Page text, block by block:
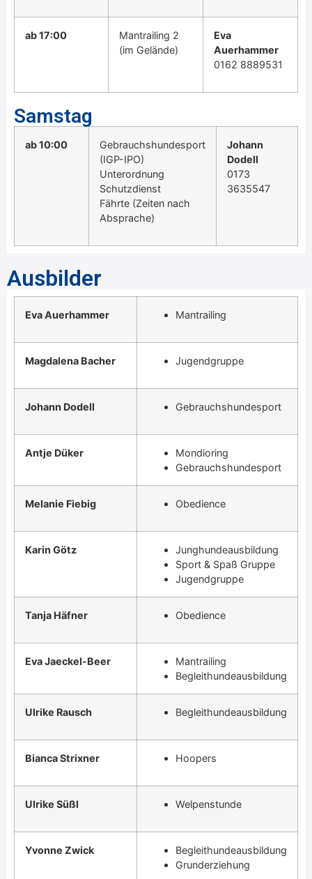
ab 17:00
Mantrailing 2
(im Gelände)
Eva
Auerhammer
0162 8889531
Samstag
ab 10:00
Gebrauchshundesport
(IGP-IPO)
Unterordnung
Schutzdienst
Fährte (Zeiten nach
Absprache)
Johann
Dodell
0173
3635547
Ausbilder
Eva Auerhammer Mantrailing
Magdalena Bacher Jugendgruppe
Johann Dodell Gebrauchshundesport
Antje Düker
Mondioring
Gebrauchshundesport
Melanie Fiebig Obedience
Karin Götz
Junghundeausbildung
Sport & Spaß Gruppe
Jugendgruppe
Tanja Häfner Obedience
Eva Jaeckel-Beer
Mantrailing
Begleithundeausbildung
Ulrike Rausch Begleithundeausbildung
Bianca Strixner Hoopers
Ulrike Süßl Welpenstunde
Yvonne Zwick
Begleithundeausbildung
Grunderziehung